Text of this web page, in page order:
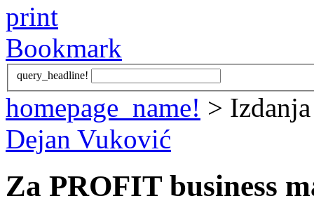
print
Bookmark
query_headline!
homepage_name! >
Dejan Vuković
Za PROFIT business